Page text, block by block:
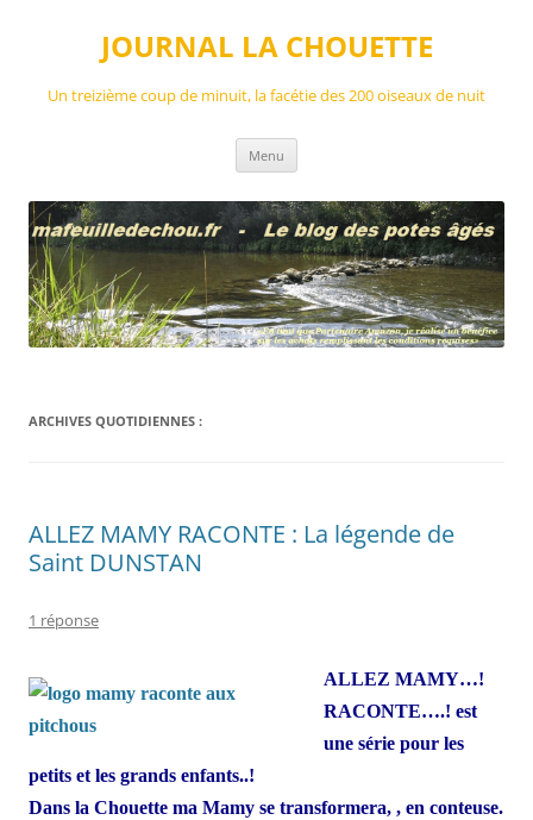
JOURNAL LA CHOUETTE
Un treizième coup de minuit, la facétie des 200 oiseaux de nuit
Menu
ARCHIVES QUOTIDIENNES :
ALLEZ MAMY RACONTE : La légende de
Saint DUNSTAN
1 réponse
ALLEZ MAMY…!
RACONTE….! est
une série pour les
petits et les grands enfants..!
Dans la Chouette ma Mamy se transformera, , en conteuse.